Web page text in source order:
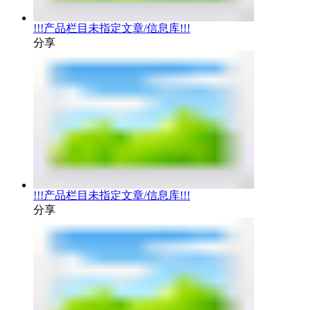
!!!产品栏目未指定文章/信息库!!!
分享
!!!产品栏目未指定文章/信息库!!!
分享